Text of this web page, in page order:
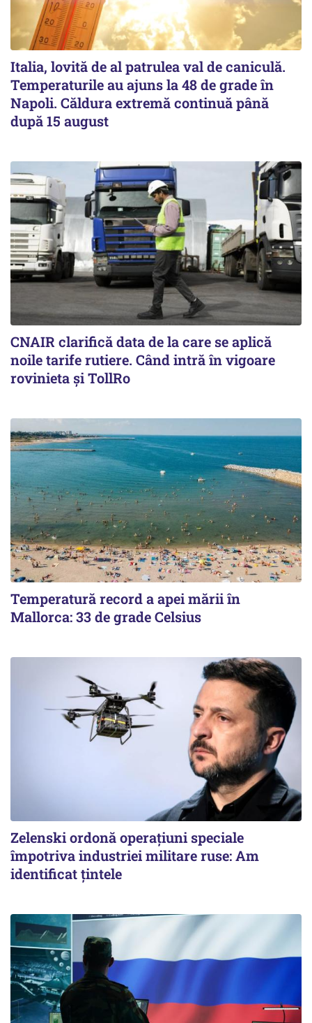
Italia, lovită de al patrulea val de caniculă.
Temperaturile au ajuns la 48 de grade în
Napoli. Căldura extremă continuă până
după 15 august
CNAIR clarifică data de la care se aplică
noile tarife rutiere. Când intră în vigoare
rovinieta și TollRo
Temperatură record a apei mării în
Mallorca: 33 de grade Celsius
Zelenski ordonă operațiuni speciale
împotriva industriei militare ruse: Am
identificat țintele